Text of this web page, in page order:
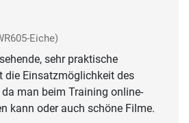
Eiche)
sehr praktische
die Einsatzmöglichkeit des
man beim Training online-
kann oder auch schöne Filme.